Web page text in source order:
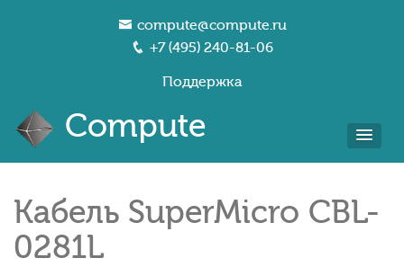
compute@compute.ru
+7 (495) 240-81-06
Поддержка
Compute
Кабель SuperMicro CBL-
0281L